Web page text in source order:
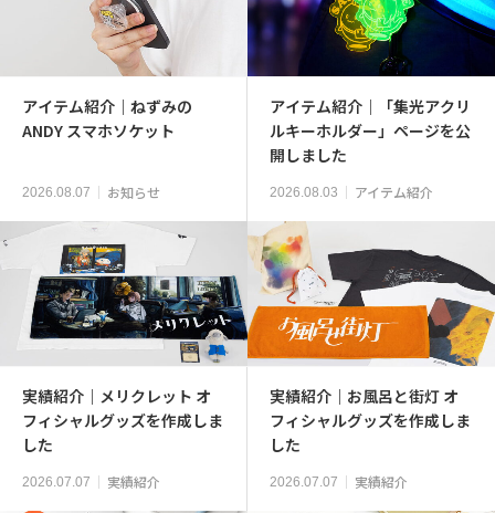
アイテム紹介｜ねずみの
ANDY スマホソケット
2026.08.07 お知らせ
アイテム紹介｜「集光アクリ
ルキーホルダー」ページを公
開しました
2026.08.03 アイテム紹介
実績紹介｜メリクレット オ
フィシャルグッズを作成しま
した
2026.07.07 実績紹介
実績紹介｜お風呂と街灯 オ
フィシャルグッズを作成しま
した
2026.07.07 実績紹介